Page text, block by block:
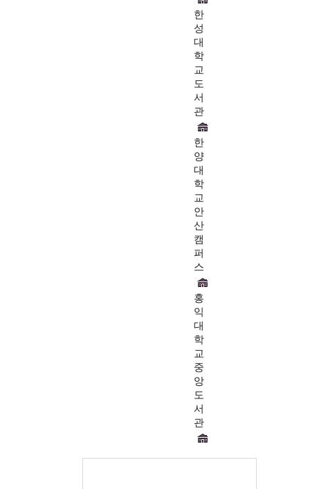
한
성
대
학
교
도
서
관
한
양
대
학
교
안
산
캠
퍼
스
홍
익
대
학
교
중
앙
도
서
관